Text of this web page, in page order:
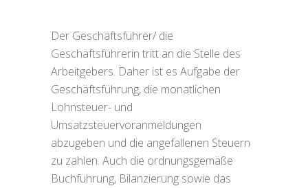
Der Geschäftsführer/ die
Geschäftsführerin tritt an die Stelle des
Arbeitgebers. Daher ist es Aufgabe der
Geschäftsführung, die monatlichen
Lohnsteuer- und
Umsatzsteuervoranmeldungen
abzugeben und die angefallenen Steuern
zu zahlen. Auch die ordnungsgemäße
Buchführung, Bilanzierung sowie das